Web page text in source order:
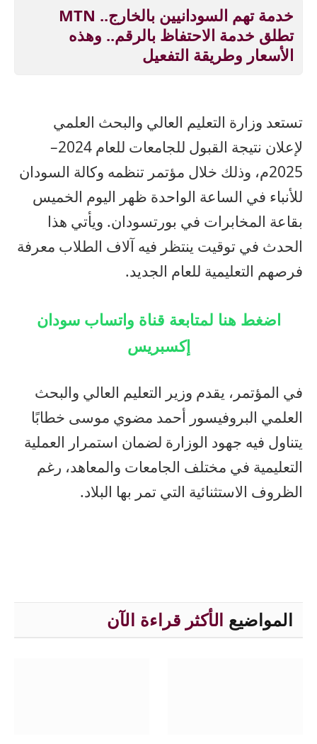
خدمة تهم السودانيين بالخارج.. MTN
تطلق خدمة الاحتفاظ بالرقم.. وهذه
الأسعار وطريقة التفعيل
تستعد وزارة التعليم العالي والبحث العلمي
لإعلان نتيجة القبول للجامعات للعام 2024–
2025م، وذلك خلال مؤتمر تنظمه وكالة السودان
للأنباء في الساعة الواحدة ظهر اليوم الخميس
بقاعة المخابرات في بورتسودان. ويأتي هذا
الحدث في توقيت ينتظر فيه آلاف الطلاب معرفة
فرصهم التعليمية للعام الجديد.
اضغط هنا لمتابعة قناة واتساب سودان
إكسبريس
في المؤتمر، يقدم وزير التعليم العالي والبحث
العلمي البروفيسور أحمد مضوي موسى خطابًا
يتناول فيه جهود الوزارة لضمان استمرار العملية
التعليمية في مختلف الجامعات والمعاهد، رغم
الظروف الاستثنائية التي تمر بها البلاد.
المواضيع الأكثر قراءة الآن